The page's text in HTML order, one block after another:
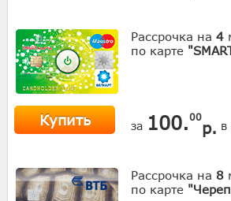
Рассрочка на 4
по карте
Купить за 100.00
р. в
Рассрочка на 8
по карте